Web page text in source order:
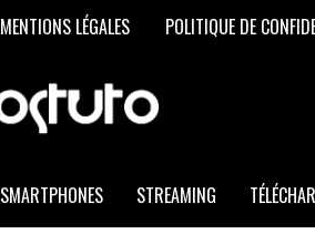
MENTIONS LÉGALES POLITIQUE DE
SOSTUTO
Les
et
SMARTPHONES STREAMING